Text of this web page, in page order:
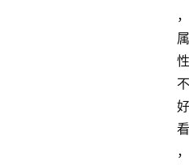
，
属
性
不
好
看
，